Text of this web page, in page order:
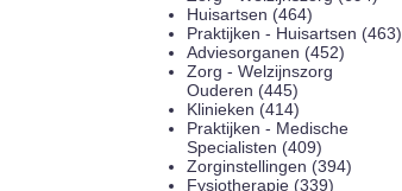
Huisartsen (464)
Praktijken - Huisartsen (463)
Adviesorganen (452)
Zorg - Welzijnszorg
Ouderen (445)
Klinieken (414)
Praktijken - Medische
Specialisten (409)
Zorginstellingen (394)
Fysiotherapie (339)